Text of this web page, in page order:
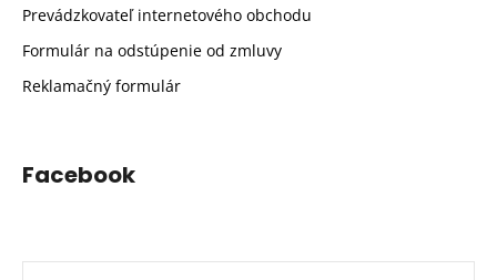
Prevádzkovateľ internetového obchodu
Formulár na odstúpenie od zmluvy
Reklamačný formulár
Facebook